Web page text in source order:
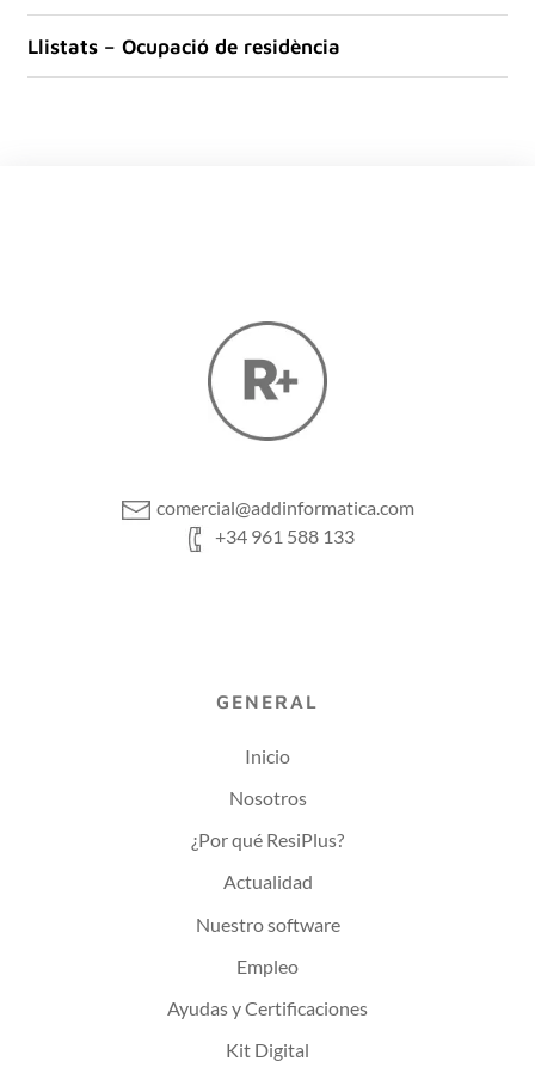
Llistats – Ocupació de residència
comercial@addinformatica.com
+34 961 588 133
GENERAL
Inicio
Nosotros
¿Por qué ResiPlus?
Actualidad
Nuestro software
Empleo
Ayudas y Certificaciones
Kit Digital